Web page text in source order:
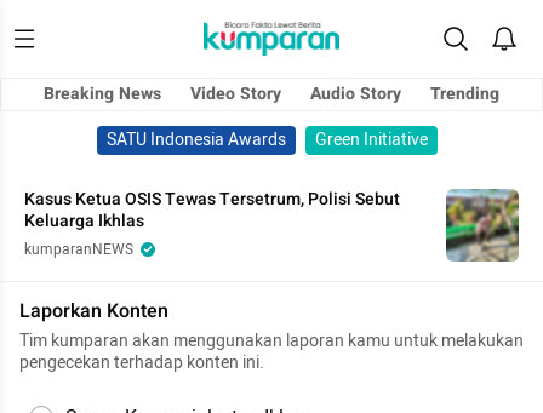
Breaking News Video Story Audio Story
Trending
SATU Indonesia Awards
Green Initiative
Kasus Ketua OSIS Tewas Tersetrum, Polisi Sebut
Keluarga Ikhlas
kumparanNEWS
Laporkan Konten
Tim kumparan akan menggunakan laporan kamu untuk melakukan
pengecekan terhadap konten ini.